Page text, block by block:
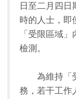
日至二月四日
時的人士，即
「受限區域
檢測。
為維持「受
務，若干工作